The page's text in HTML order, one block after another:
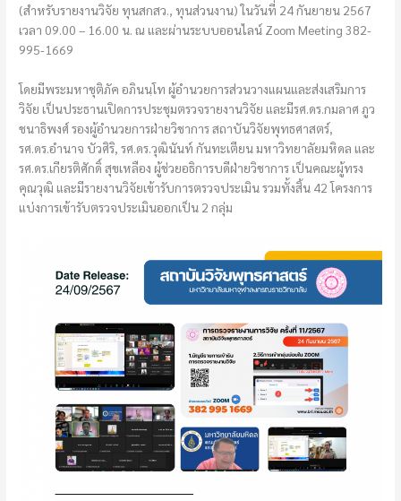
(สำหรับรายงานวิจัย ทุนสกสว., ทุนส่วนงาน) ในวันที่ 24 กันยายน 2567
เวลา 09.00 – 16.00 น. ณ และผ่านระบบออนไลน์ Zoom Meeting 382-
995-1669
โดยมีพระมหาชุติภัค อภินนฺโท ผู้อำนวยการส่วนวางแผนและส่งเสริมการ
วิจัย เป็นประธานเปิดการประชุมตรวจรายงานวิจัย และมีรศ.ดร.กมลาศ ภูว
ชนาธิพงศ์ รองผู้อำนวยการฝ่ายวิชาการ สถาบันวิจัยพุทธศาสตร์,
รศ.ดร.อำนาจ บัวศิริ, รศ.ดร.วุฒินันท์ กันทะเตียน มหาวิทยาลัยมหิดล และ
รศ.ดร.เกียรติศักดิ์ สุขเหลือง ผู้ช่วยอธิการบดีฝ่ายวิชาการ เป็นคณะผู้ทรง
คุณวุฒิ และมีรายงานวิจัยเข้ารับการตรวจประเมิน รวมทั้งสิ้น 42 โครงการ
แบ่งการเข้ารับตรวจประเมินออกเป็น 2 กลุ่ม